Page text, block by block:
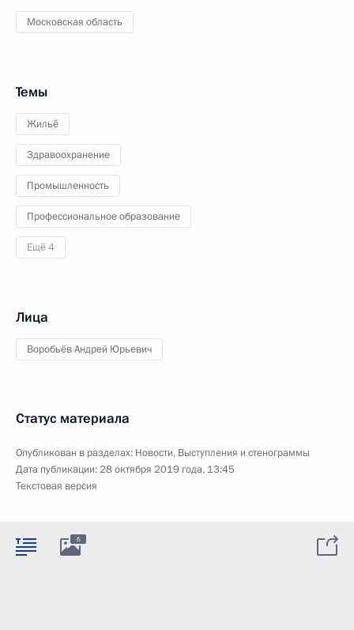
Московская область
Темы
Жильё
Здравоохранение
Промышленность
Профессиональное образование
Ещё 4
Лица
Воробьёв Андрей Юрьевич
Статус материала
Опубликован в разделах: Новости, Выступления и стенограммы
Дата публикации:28 октября 2019 года, 13:45
Текстовая версия
6